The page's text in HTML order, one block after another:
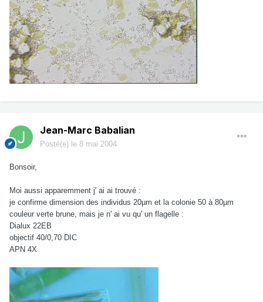
Jean-Marc Babalian
Posté(e) le 8 mai 2004
Bonsoir,
Moi aussi apparemment j' ai ai trouvé :
je confirme dimension des individus 20µm et la colonie 50 à 80µm
couleur verte brune, mais je n' ai vu qu' un flagelle :
Dialux 22EB
objectif 40/0,70 DIC
APN 4X